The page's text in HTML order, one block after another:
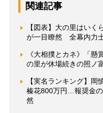
関連記事
【図表】大の里はいく
が一目瞭然 全幕内力
《大相撲とカネ》「
の里が休場続きの照ノ
【実名ランキング】岡
榛花800万円…報奨金
然